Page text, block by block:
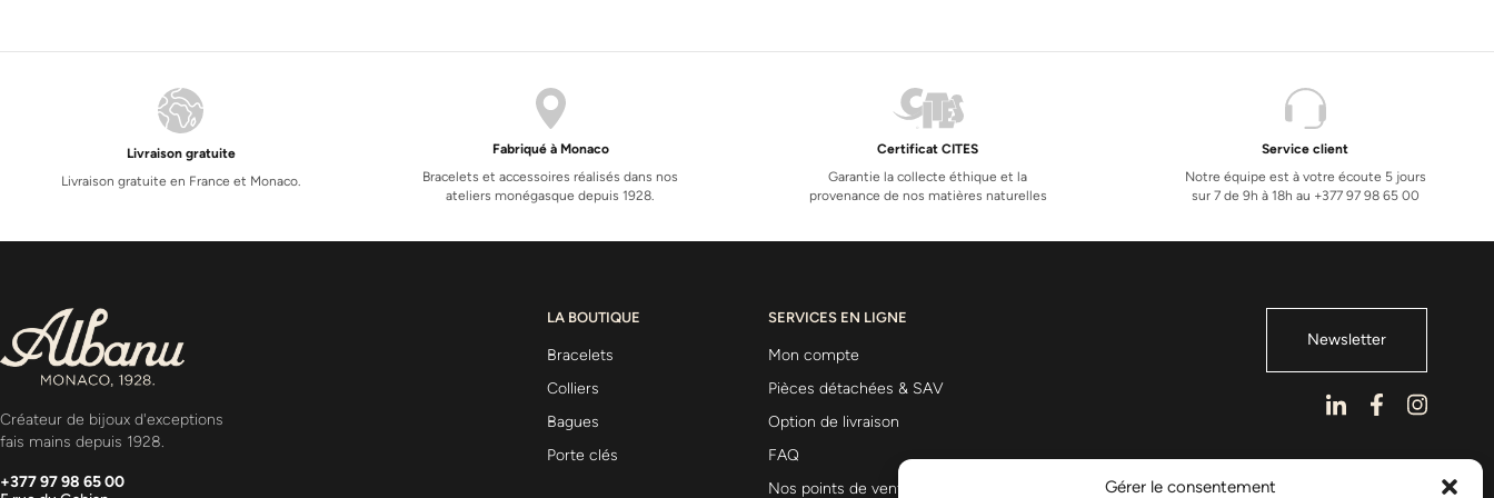
Gérer le consentement
Livraison gratuite
Livraison gratuite en France et Monaco.
Fabriqué à Monaco
Bracelets et accessoires réalisés dans nos
ateliers monégasque depuis 1928.
Certificat CITES
Garantie la collecte éthique et la
provenance de nos matières naturelles
Service client
Notre équipe est à votre écoute 5 jours
sur 7 de 9h à 18h au +377 97 98 65 00
Créateur de bijoux d'exceptions
fais mains depuis 1928.
+377 97 98 65 00
LA BOUTIQUE
Bracelets
Colliers
Bagues
Porte clés
SERVICES EN LIGNE
Mon compte
Pièces détachées & SAV
Option de livraison
FAQ
Nos points de vente
Newsletter